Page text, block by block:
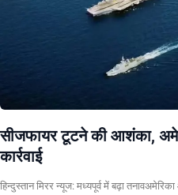
सीजफायर टूटने की आशंका,
कार्रवाई
हिन्दुस्तान मिरर न्यूज: मध्यपूर्व में बढ़ा